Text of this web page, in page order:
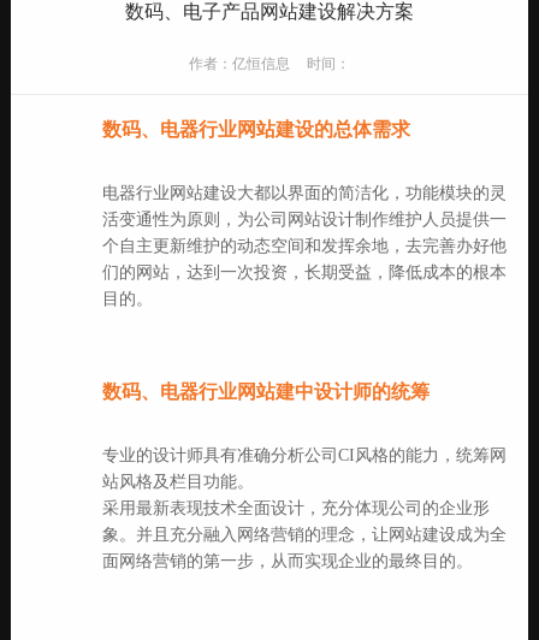
数码、电子产品网站建设解决方案
作者：亿恒信息 时间：
数码、电器行业网站建设的总体需求
电器行业网站建设大都以界面的简洁化，功能模块的灵
活变通性为原则，为公司网站设计制作维护人员提供一
个自主更新维护的动态空间和发挥余地，去完善办好他
们的网站，达到一次投资，长期受益，降低成本的根本
目的。
数码、电器行业网站建中设计师的统筹
专业的设计师具有准确分析公司CI风格的能力，统筹网
站风格及栏目功能。
采用最新表现技术全面设计，充分体现公司的企业形
象。并且充分融入网络营销的理念，让网站建设成为全
面网络营销的第一步，从而实现企业的最终目的。